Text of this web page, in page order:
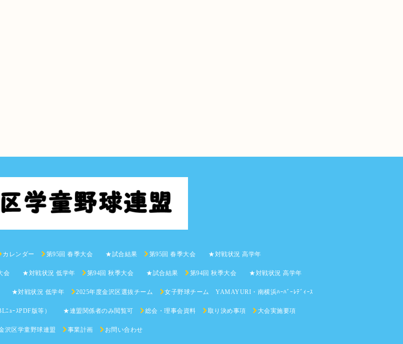
カレンダー 第95回 春季大会 ★試合結果 第95回 春季大会 ★対戦状況 高学年
大会 ★対戦状況 低学年 第94回 秋季大会 ★試合結果 第94回 秋季大会 ★対戦状況 高学年
★対戦状況 低学年 2025年度金沢区選抜チーム 女子野球チーム YAMAYURI・南横浜ﾊｰﾊﾞｰﾚﾃﾞｨｰｽ
ﾆｭｰｽPDF版等） ★連盟関係者のみ閲覧可 総会・理事会資料 取り決め事項 大会実施要項
沢区学童野球連盟 事業計画 お問い合わせ